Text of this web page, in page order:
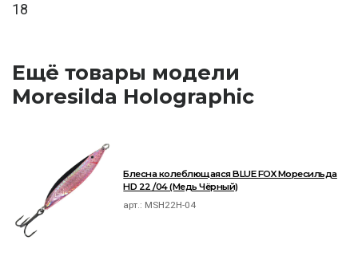
18
Ещё товары модели
Moresilda Holographic
Блесна колеблющаяся BLUE FOX Моресильда
HD 22 /04 (Медь Чёрный)
арт.: MSH22H-04